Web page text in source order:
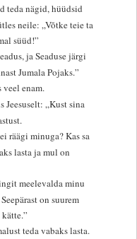
teda nägid, hüüdsid
neile: „Võtke teie ta
süüd!”
ja Seaduse järgi
Jumala Pojaks.”
veel enam.
„Kust sina
räägi minuga? Kas sa
lasta ja mul on
meelevalda minu
on suurem
teda vabaks lasta.